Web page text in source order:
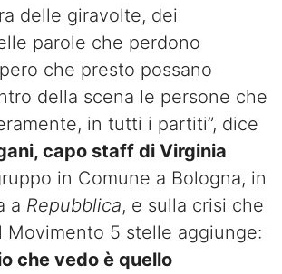
delle giravolte, dei
parole che perdono
che presto possano
della scena le persone che
in tutti i partiti”, dice
capo staff di Virginia
in Comune a Bologna, in
a Repubblica, e sulla crisi che
Movimento 5 stelle aggiunge:
che vedo è quello